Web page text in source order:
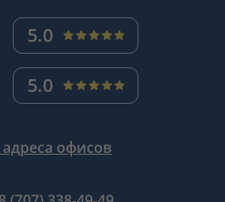
5.0
5.0
офисов